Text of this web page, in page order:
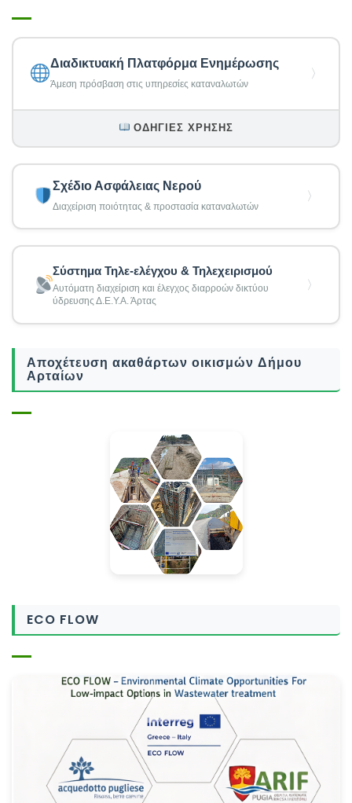
Διαδικτυακή Πλατφόρμα Ενημέρωσης
Άμεση πρόσβαση στις υπηρεσίες καταναλωτών
〉
ΟΔΗΓΊΕΣ ΧΡΉΣΗΣ
Σχέδιο Ασφάλειας Νερού
Διαχείριση ποιότητας & προστασία καταναλωτών
〉
Σύστημα Τηλε-ελέγχου & Τηλεχειρισμού
Αυτόματη διαχείριση και έλεγχος διαρροών δικτύου
ύδρευσης Δ.Ε.Υ.Α. Άρτας
〉
Αποχέτευση ακαθάρτων οικισμών Δήμου
Αρταίων
ECO FLOW